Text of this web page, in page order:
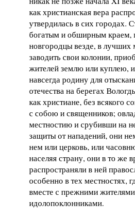
как христианская вера
утвердилась в сих городах.
богатым и обширным краем,
новгородцы везде, в лучших
заводить свои колонии,
жителей землю или куплею,
навсегда родину для
отечества на берегах
как христиане, без всякого
с собою и священников;
местностию и срубивши на
защиты от нападений, они
нем или церковь, или
населяя страну, они в то же
распространяли в ней
особенно в тех местностях,
вместе с прежними
идолопоклонниками.